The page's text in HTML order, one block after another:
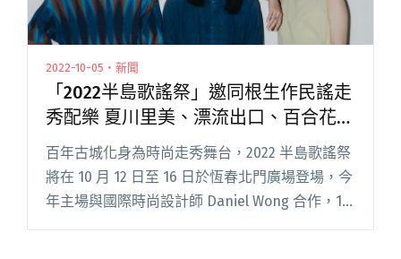
2022-10-05・新聞
「2022半島歌謠祭」邀同根生作民謠走
秀配樂 夏川里美、漂流出口、百合花將
參演
百年古城化身為時尚走秀舞台，2022 半島歌謠祭
將在 10 月 12 日至 16 日於恆春北門廣場登場，今
年主場與國際時尚設計師 Daniel Wong 合作，10
月 15 日晚間 7 點展演一場別開生面的「民謠時尚